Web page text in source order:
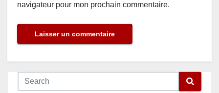
navigateur pour mon prochain commentaire.